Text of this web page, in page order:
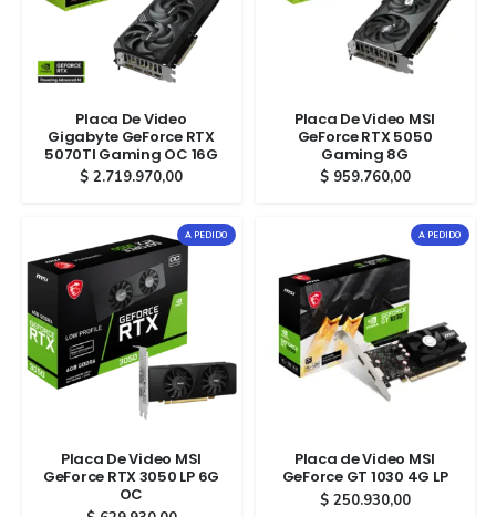
Placa De Video
Gigabyte GeForce RTX
5070TI Gaming OC 16G
$ 2.719.970,00
Placa De Video MSI
GeForce RTX 5050
Gaming 8G
$959.760,00
A PEDIDO
Placa De Video MSI
GeForce RTX 3050 LP 6G
OC
A PEDIDO
Placa de Video MSI
GeForce GT 1030 4G LP
$250.930,00